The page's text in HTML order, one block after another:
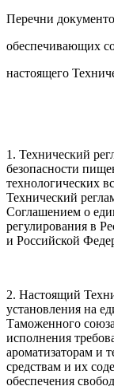
Перечни
обеспечивающих
настоящего
1. Технический
безопасности
технологических
Технический
Соглашением о
регулирования в
и Российской
2. Настоящий
установления на
Таможенного
исполнения
ароматизаторам и
средствам и их
обеспечения